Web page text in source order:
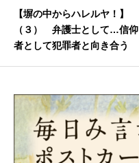
【塀の中からハレルヤ！】
（３） 弁護士として…信仰
者として犯罪者と向き合う